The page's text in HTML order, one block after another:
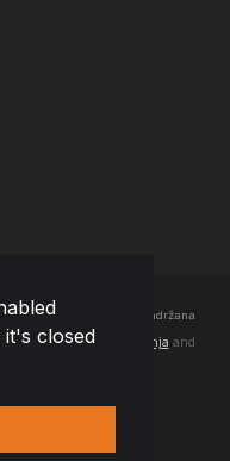
it's closed
- Sva prava zadržana
sa našimPravila korištenja and